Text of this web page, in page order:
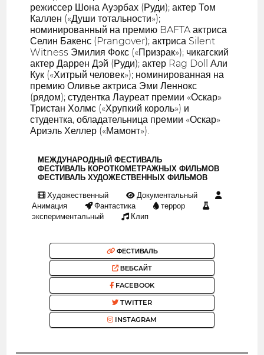
режиссер Шона Ауэрбах (Руди); актер Том
Каллен («Души тотальности»);
номинированный на премию BAFTA актриса
Селин Бакенс (Prangover); актриса Silent
Witness Эмилия Фокс («Призрак»); чикагский
актер Даррен Дэй (Руди); актер Rag Doll Али
Кук («Хитрый человек»); номинированная на
премию Оливье актриса Эми Леннокс
(рядом); студентка Лауреат премии «Оскар»
Тристан Холмс («Хрупкий король») и
студентка, обладательница премии «Оскар»
Ариэль Хеллер («Мамонт»).
МЕЖДУНАРОДНЫЙ ФЕСТИВАЛЬ
ФЕСТИВАЛЬ КОРОТКОМЕТРАЖНЫХ ФИЛЬМОВ
ФЕСТИВАЛЬ ХУДОЖЕСТВЕННЫХ ФИЛЬМОВ
Художественный
Документальный
Анимация
Фантастика
террор
экспериментальный
Клип
ФЕСТИВАЛЬ
ВЕБСАЙТ
FACEBOOK
TWITTER
INSTAGRAM